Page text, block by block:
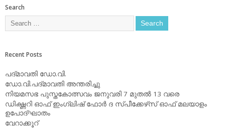
Search
Recent Posts
പദ്മാവതി ഡോ.വി.
ഡോ.വി.പദ്മാവതി അന്തരിച്ചു
നിയമസഭ പുസ്തകോത്സവം ജനുവരി 7 മുതല്‍ 13 വരെ
ഡിക്ഷ്ണറി ഓഫ് ഇംഗ്ലിഷ് ഫോര്‍ ദ സ്പീക്കേഴ്‌സ് ഓഫ് മലയാളം
ഉപോദ്ഘാതം
വേറാക്കൂറ്